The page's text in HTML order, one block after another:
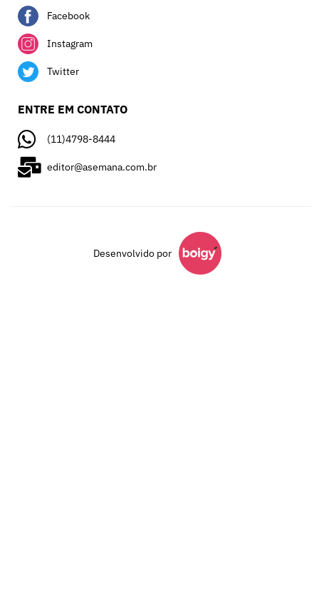
Facebook
Instagram
Twitter
ENTRE EM CONTATO
(11)4798-8444
editor@asemana.com.br
Desenvolvido por